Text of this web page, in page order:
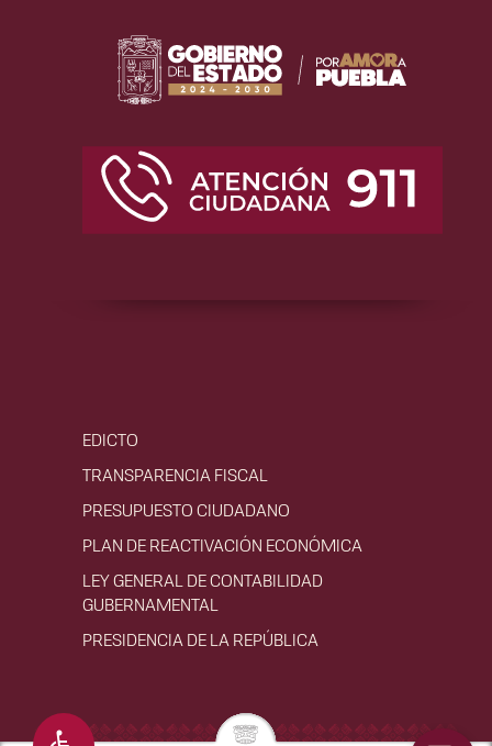
EDICTO
TRANSPARENCIA FISCAL
PRESUPUESTO CIUDADANO
PLAN DE REACTIVACIÓN ECONÓMICA
LEY GENERAL DE CONTABILIDAD
GUBERNAMENTAL
PRESIDENCIA DE LA REPÚBLICA